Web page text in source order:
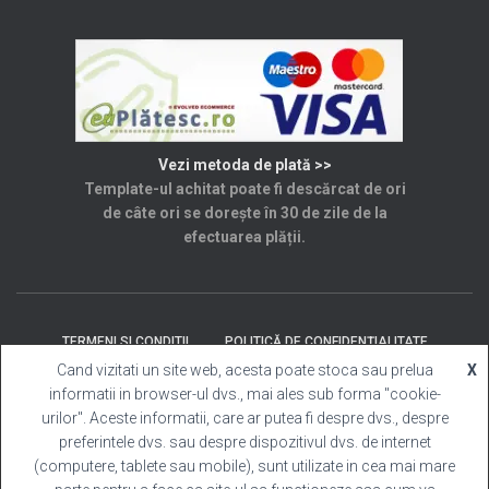
Vezi metoda de plată >>
Template-ul achitat poate fi descărcat de ori
de câte ori se dorește în 30 de zile de la
efectuarea plății.
TERMENI SI CONDITII POLITICĂ DE CONFIDENȚIALITATE
SOLUȚIONAREA LITIGIILOR ANPC CONTACT
Template Cabina Foto| Copyright © 2025 Toate
Cand vizitati un site web, acesta poate stoca sau prelua
informatii in browser-ul dvs., mai ales sub forma "cookie-
urilor". Aceste informatii, care ar putea fi despre dvs., despre
preferintele dvs. sau despre dispozitivul dvs. de internet
(computere, tablete sau mobile), sunt utilizate in cea mai mare
X